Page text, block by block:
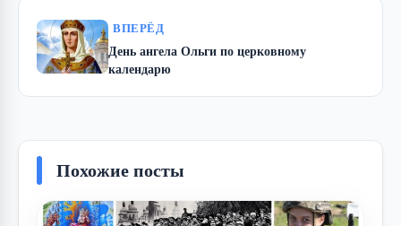
ВПЕРЁД
День ангела Ольги по церковному
календарю
Похожие посты